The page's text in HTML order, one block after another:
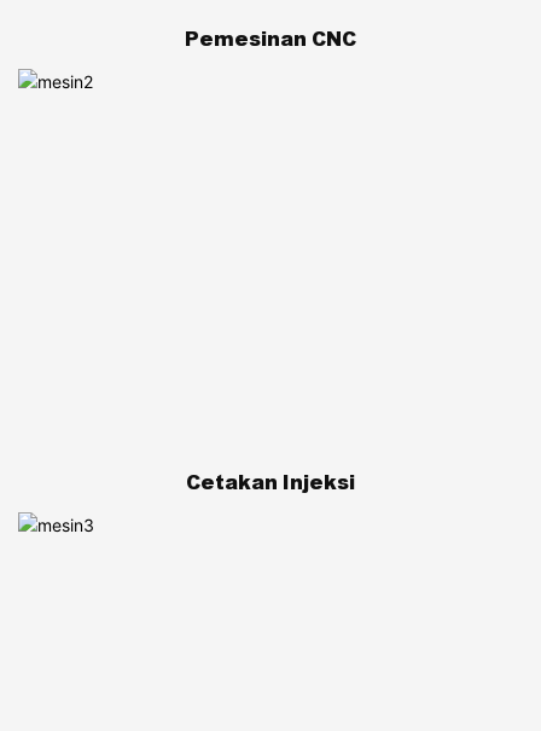
Pemesinan CNC
Cetakan Injeksi